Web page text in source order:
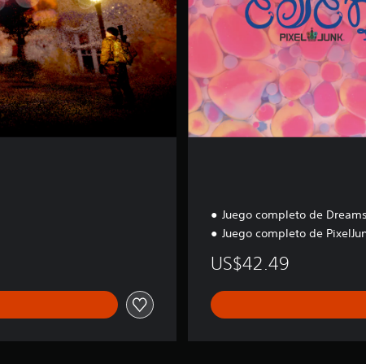
d
l
Juego completo de
Juego completo de
US$42.49